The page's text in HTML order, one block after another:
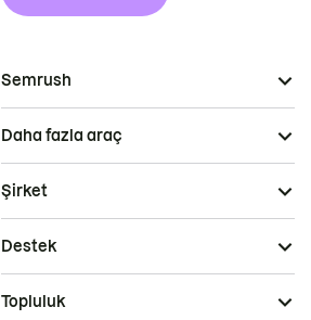
Semrush
Daha fazla araç
Şirket
Destek
Topluluk